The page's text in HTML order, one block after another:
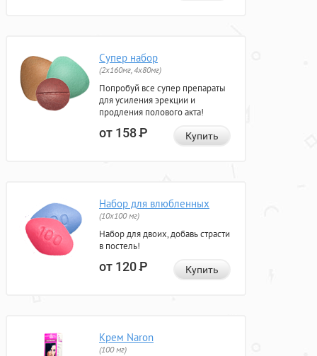
Супер набор
(2х160мг, 4х80мг)
Попробуй все супер препараты
для усиления эрекции и
продления полового акта!
от 158Р Купить
Набор для влюбленных
(10х100 мг)
Набор для двоих, добавь страсти
в постель!
от 120Р Купить
Крем Naron
(100 мг)